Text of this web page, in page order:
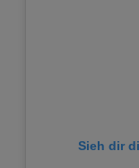
Sieh dir